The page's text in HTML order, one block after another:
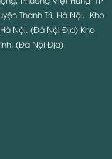
Thanh Trì, Hà Nội.
Kho
Nội. (Đá Nội Địa) Kho
(Đá Nội Địa)